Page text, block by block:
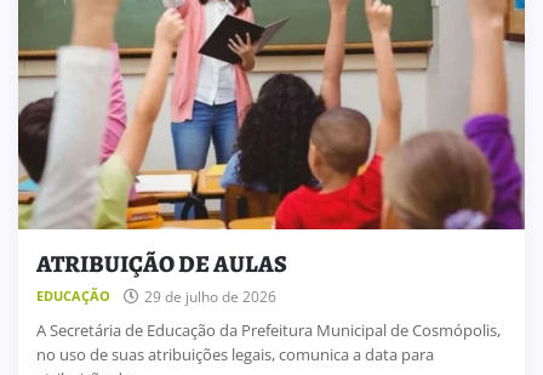
ATRIBUIÇÃO DE AULAS
EDUCAÇÃO 29 de julho de 2026
A Secretária de Educação da Prefeitura Municipal de Cosmópolis,
no uso de suas atribuições legais, comunica a data para